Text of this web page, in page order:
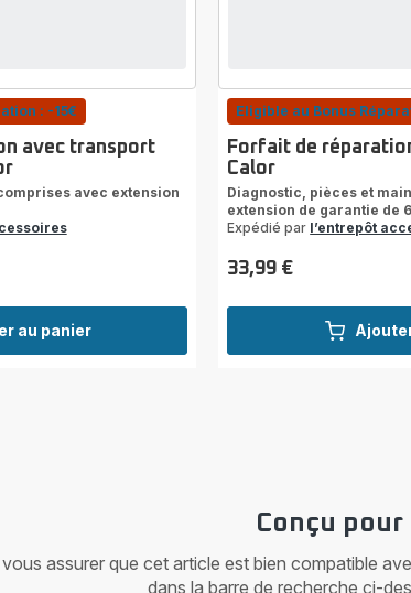
au panier
: -15€
avec transport
avec extension
Eligible au Bonus
Forfait de
Calor
Diagnostic, pièces et
extension de garantie de
Expédié par l’entrepôt
Prix
33,99 €
Conçu
assurer que cet article est bien compatible
dans la barre de recherche ci-